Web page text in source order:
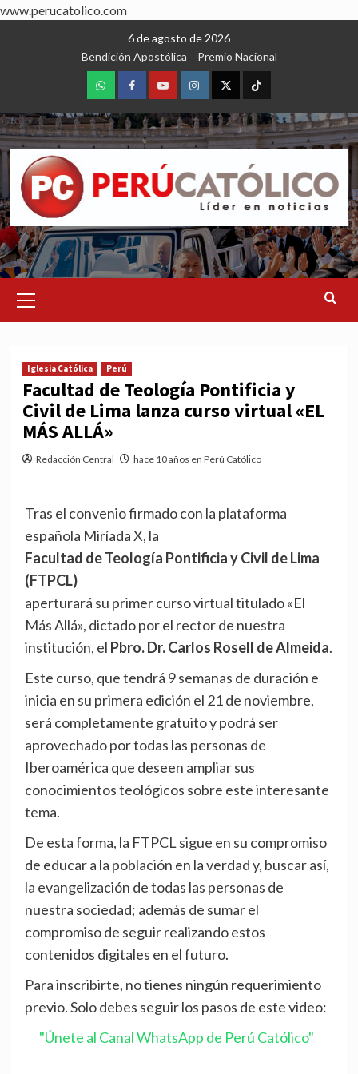
www.perucatolico.com
6 de agosto de 2026
Bendición Apostólica
Premio Nacional
WhatsAppFacebookYoutubeInstagram
X TikTok
Menu
Iglesia Católica Perú
Facultad de Teología Pontificia y
Civil de Lima lanza curso virtual «EL
MÁS ALLÁ»
Redacción Central hace 10 años en Perú Católico
Tras el convenio firmado con la plataforma
española Miríada X, la
Facultad de Teología Pontificia y Civil de Lima
(FTPCL)
aperturará su primer curso virtual titulado «El
Más Allá», dictado por el rector de nuestra
institución, el Pbro. Dr. Carlos Rosell de Almeida.
Este curso, que tendrá 9 semanas de duración e
inicia en su primera edición el 21 de noviembre,
será completamente gratuito y podrá ser
aprovechado por todas las personas de
Iberoamérica que deseen ampliar sus
conocimientos teológicos sobre este interesante
tema.
De esta forma, la FTPCL sigue en su compromiso
de educar a la población en la verdad y, buscar así,
la evangelización de todas las personas de
nuestra sociedad; además de sumar el
compromiso de seguir realizando estos
contenidos digitales en el futuro.
Para inscribirte, no tienes ningún requerimiento
previo. Solo debes seguir los pasos de este video:
"Únete al Canal WhatsApp de Perú Católico"